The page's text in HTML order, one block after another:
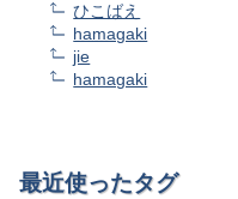
ひこばえ
hamagaki
jie
hamagaki
最近使ったタグ